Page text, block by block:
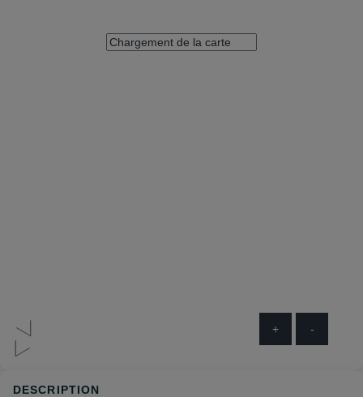
+ -
DESCRIPTION